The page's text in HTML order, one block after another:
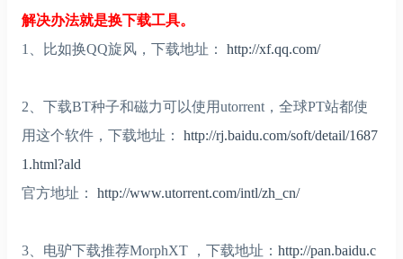
解决办法就是换下载工具。
1、比如换QQ旋风，下载地址： http://xf.qq.com/
2、下载BT种子和磁力可以使用utorrent，全球PT站都使
用这个软件，下载地址： http://rj.baidu.com/soft/detail/1687
1.html?ald
官方地址： http://www.utorrent.com/intl/zh_cn/
3、电驴下载推荐MorphXT ，下载地址： http://pan.baidu.c